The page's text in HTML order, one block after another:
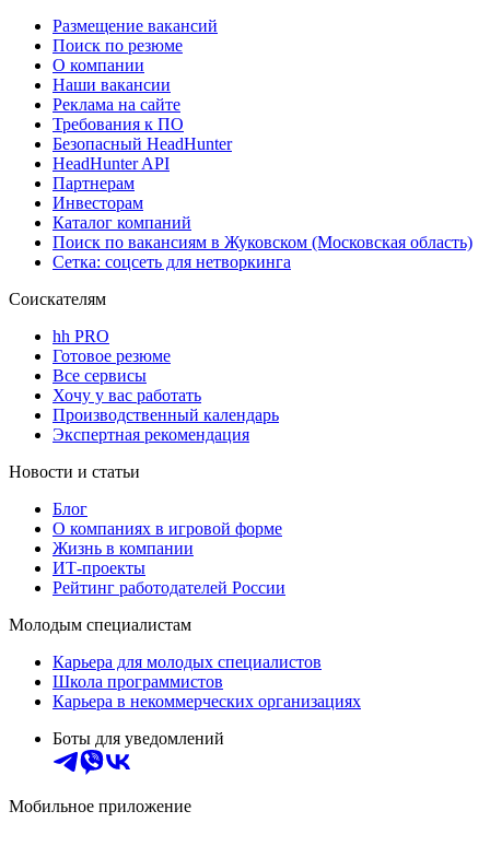
Размещение вакансий
Поиск по резюме
О компании
Наши вакансии
Реклама на сайте
Требования к ПО
Безопасный HeadHunter
HeadHunter API
Партнерам
Инвесторам
Каталог компаний
Поиск по вакансиям в Жуковском (Московская область)
Сетка: соцсеть для нетворкинга
Соискателям
hh PRO
Готовое резюме
Все сервисы
Хочу у вас работать
Производственный календарь
Экспертная рекомендация
Новости и статьи
Блог
О компаниях в игровой форме
Жизнь в компании
ИТ-проекты
Рейтинг работодателей России
Молодым специалистам
Карьера для молодых специалистов
Школа программистов
Карьера в некоммерческих организациях
Боты для уведомлений
Мобильное приложение